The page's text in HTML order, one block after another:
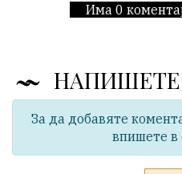
Има 0
За да добавяте
впишете в